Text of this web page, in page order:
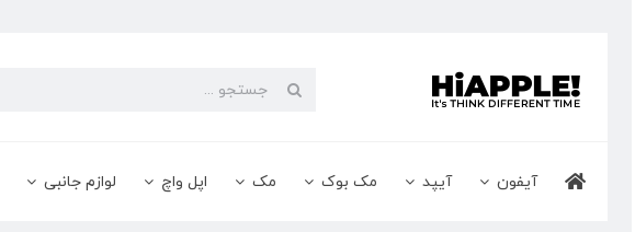
content
جستجو
آیفون آیپد مک بوک مک اپل واچ لوازم جانبی